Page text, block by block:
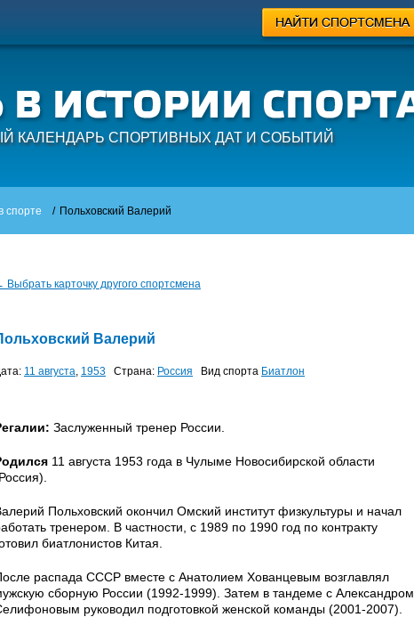
КАЛЕНДАРЬ СПОРТИВНЫХ ДАТ И СОБЫТИЙ
спорте / Польховский Валерий
Выбрать карточку другого спортсмена
Валерий
11 августа, 1953 Страна: Россия Вид спорта Биатлон
Заслуженный тренер России.
11 августа 1953 года в Чулыме Новосибирской области
Польховский окончил Омский институт физкультуры и начал
тренером. В частности, с 1989 по 1990 год по контракту
биатлонистов Китая.
распада СССР вместе с Анатолием Хованцевым возглавлял
сборную России (1992-1999). Затем в тандеме с Александром
руководил подготовкой женской команды (2001-2007).